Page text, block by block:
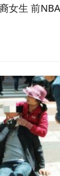
女生 前